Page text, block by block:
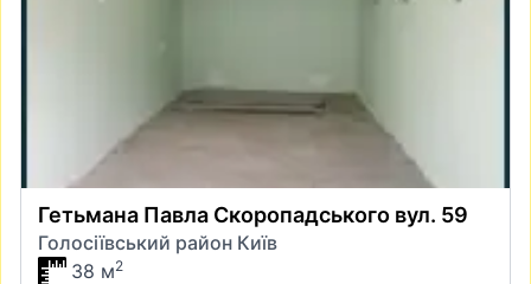
Гетьмана Павла Скоропадського вул. 59
Голосіївський район Київ
38 м2